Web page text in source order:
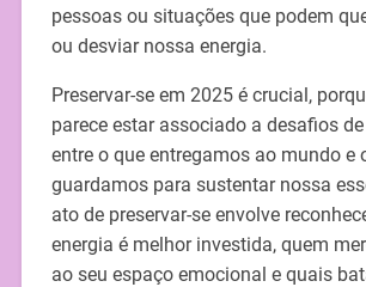
pessoas ou situações que podem
ou desviar nossa energia.
Preservar-se em 2025 é crucial,
parece estar associado a desafios
entre o que entregamos ao mundo e
guardamos para sustentar nossa
ato de preservar-se envolve
energia é melhor investida, quem
ao seu espaço emocional e quais